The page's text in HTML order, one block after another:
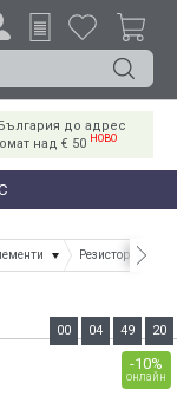
до адрес
над € 50 НОВО
Резистори
-10%
онлайн
00 04 49 20